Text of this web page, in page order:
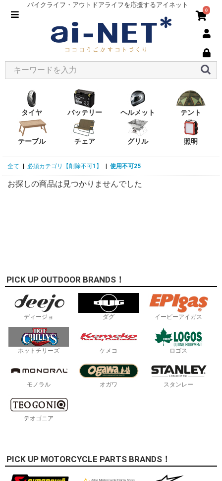
バイクライフ・アウトドアライフを応援するアイネット
0
タイヤ バッテリー ヘルメット テント
テーブル チェア グリル 照明
全て 必須カテゴリ【削除不可1】 使用不可25
お探しの商品は見つかりませんでした
PICK UP OUTDOOR BRANDS！
ディージョ ダグ イーピーアイガス
ホットチリーズ ケメコ ロゴス
モノラル オガワ スタンレー
テオゴニア
PICK UP MOTORCYCLE PARTS BRANDS！